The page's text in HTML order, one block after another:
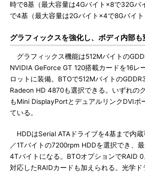
時で8基（最大容量は4Gバイト×8で32Gバ
で4基（最大容量は2Gバイト×4で8Gバイト
グラフィックスを強化し、ボディ内部も
グラフィックス機能は512Mバイトの
NVIDIA GeForce GT 120搭載カードを16レ
ロットに装備。BTOで512Mバイトの
Radeon HD 4870も選択できる。いずれの
もMini DisplayPortとデュアルリンクDVIポ
ている。
HDDはSerial ATAドライブを4基まで内蔵
／1Tバイトの7200rpm HDDを選択でき、
4Tバイトになる。BTOオプションでRAID 0
対応したRAIDカードも加えられる。光学